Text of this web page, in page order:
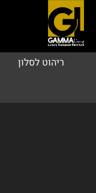
ריהוט לסלון